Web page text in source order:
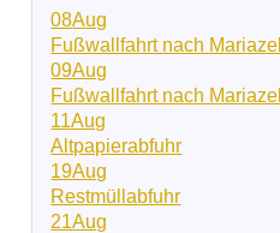
08Aug
Fußwallfahrt nach Mariazell
09Aug
Fußwallfahrt nach Mariazell
11Aug
Altpapierabfuhr
19Aug
Restmüllabfuhr
21Aug